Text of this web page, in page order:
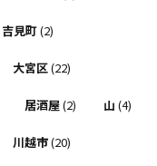
吉見町(2)
大宮区(22)
居酒屋(2) 山 (4)
川越市(20)